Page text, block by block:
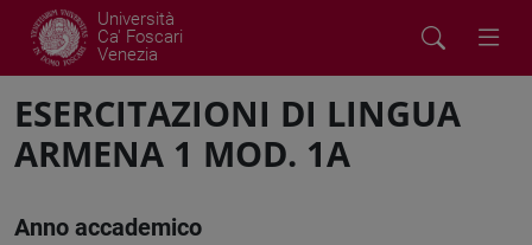
Università
Ca' Foscari
Venezia
ESERCITAZIONI DI LINGUA
ARMENA 1 MOD. 1A
Anno accademico